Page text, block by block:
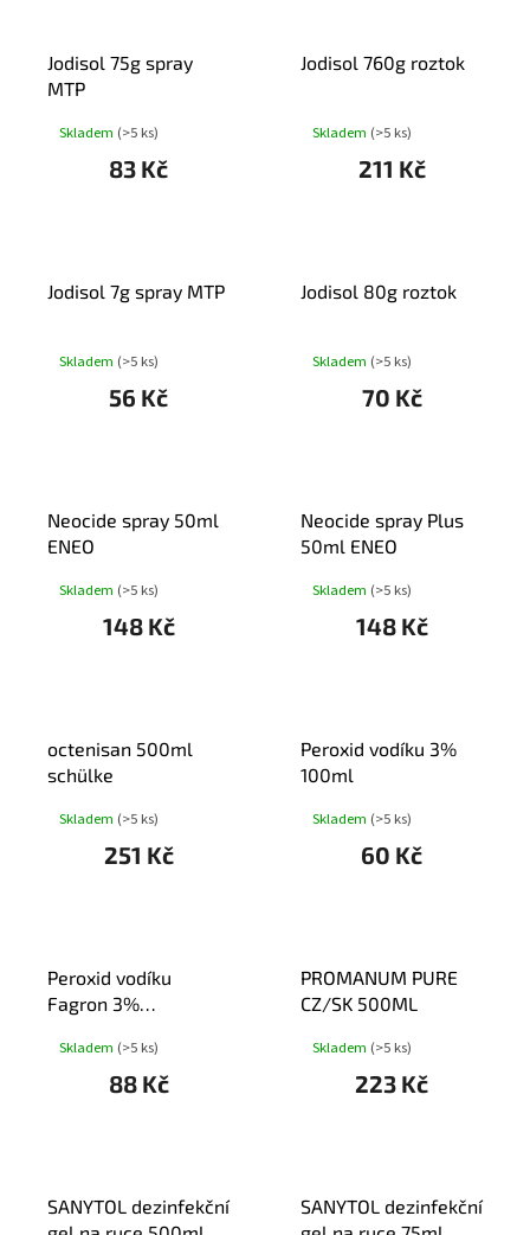
Jodisol 75g spray
MTP
Skladem (>5 ks)
83 Kč
Jodisol 760g roztok
Skladem (>5 ks)
211 Kč
Jodisol 7g spray MTP
Skladem (>5 ks)
56 Kč
Jodisol 80g roztok
Skladem (>5 ks)
70 Kč
Neocide spray 50ml
ENEO
Skladem (>5 ks)
148 Kč
Neocide spray Plus
50ml ENEO
Skladem (>5 ks)
148 Kč
octenisan 500ml
schülke
Skladem (>5 ks)
251 Kč
Peroxid vodíku 3%
100ml
Skladem (>5 ks)
60 Kč
Peroxid vodíku
Fagron 3%
Skladem (>5 ks)
88 Kč
PROMANUM PURE
CZ/SK 500ML
Skladem (>5 ks)
223 Kč
SANYTOL dezinfekční
SANYTOL dezinfekční